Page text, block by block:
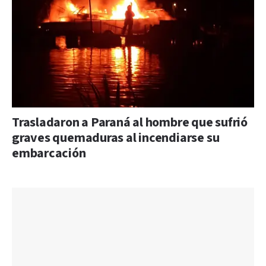
Trasladaron a Paraná al hombre que sufrió
graves quemaduras al incendiarse su
embarcación